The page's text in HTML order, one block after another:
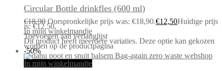
Circular Bottle drinkfles (600 ml)
€18,90 Oorspronkelijke prijs was: €18,90.€12,50Huidige prijs
is: €12,50.
In mijn winkelmandje
Toevoegen aan verlanglijst
Dit product heeft meerdere variaties. Deze optie kan gekozen
worden op de productpagina
-50%
In mijn winkelmandje